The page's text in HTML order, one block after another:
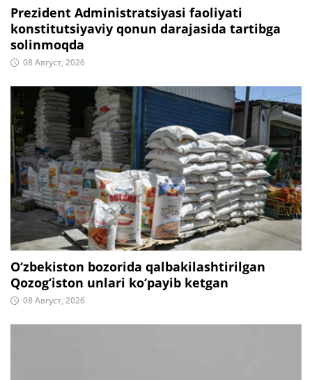
Prezident Administratsiyasi faoliyati
konstitutsiyaviy qonun darajasida tartibga
solinmoqda
08 Август, 2026
O‘zbekiston bozorida qalbakilashtirilgan
Qozog‘iston unlari ko‘payib ketgan
08 Август, 2026